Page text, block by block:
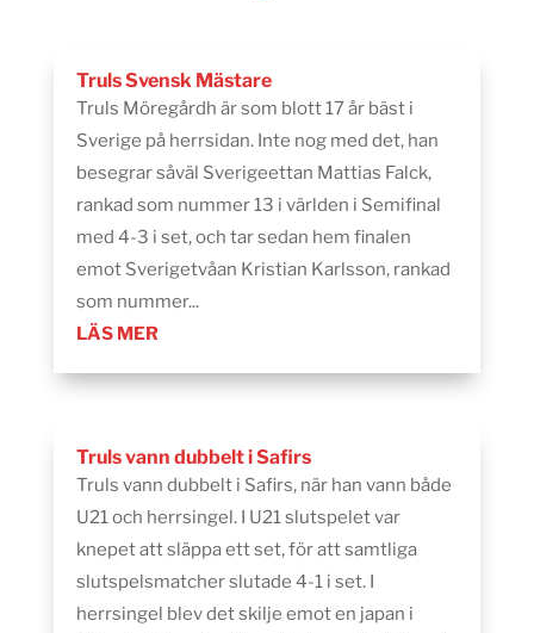
Truls Svensk Mästare
Truls Möregårdh är som blott 17 år bäst i
Sverige på herrsidan. Inte nog med det, han
besegrar såväl Sverigeettan Mattias Falck,
rankad som nummer 13 i världen i Semifinal
med 4-3 i set, och tar sedan hem finalen
emot Sverigetvåan Kristian Karlsson, rankad
som nummer...
LÄS MER
Truls vann dubbelt i Safirs
Truls vann dubbelt i Safirs, när han vann både
U21 och herrsingel. I U21 slutspelet var
knepet att släppa ett set, för att samtliga
slutspelsmatcher slutade 4-1 i set. I
herrsingel blev det skilje emot en japan i